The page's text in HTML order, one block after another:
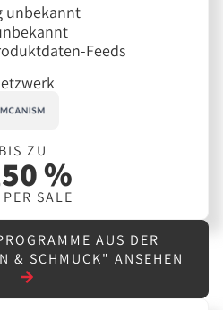
unbekannt
Feeds
BIS ZU
%
PER SALE
AUS DER
& SCHMUCK" ANSEHEN